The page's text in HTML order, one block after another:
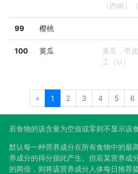
（西南）
99 樱桃
100 黄瓜
黄瓜，带
工（U）
« 1 2 3 4 5 6
若食物的该含量为空值或零则不显示该食
默认每一种营养成分在所有食物中的最
养成分的得分据此产生。但若某营养成
的两倍，则将该营养成分人体每日推荐